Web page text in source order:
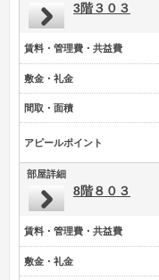
3階３０３
賃料・管理費・共益費
敷金・礼金
間取・面積
アピールポイント
部屋詳細
8階８０３
賃料・管理費・共益費
敷金・礼金